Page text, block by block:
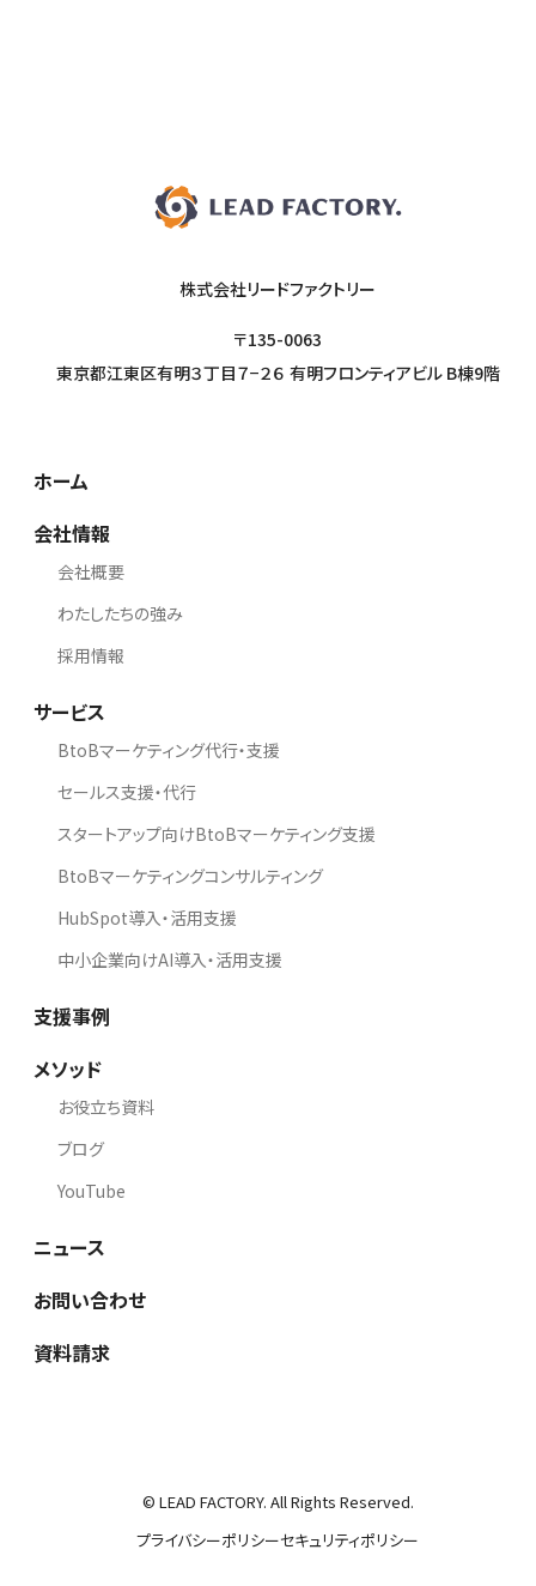
株式会社リードファクトリー
〒135-0063
東京都江東区有明３丁目７−２６ 有明フロンティアビル B棟9階
ホーム
会社情報
会社概要
わたしたちの強み
採用情報
サービス
BtoBマーケティング代行・支援
セールス支援・代行
スタートアップ向けBtoBマーケティング支援
BtoBマーケティングコンサルティング
HubSpot導入・活用支援
中小企業向けAI導入・活用支援
支援事例
メソッド
お役立ち資料
ブログ
YouTube
ニュース
お問い合わせ
資料請求
© LEAD FACTORY. All Rights Reserved.
プライバシーポリシーセキュリティポリシー